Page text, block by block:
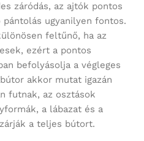
záródás, az ajtók pontos
ugyanilyen fontos.
feltűnő, ha az
ezért a pontos
befolyásolja a végleges
akkor mutat igazán
futnak, az osztások
a lábazat és a
a teljes bútort.